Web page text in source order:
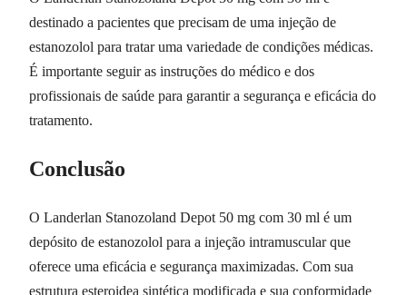
destinado a pacientes que precisam de uma injeção de
estanozolol para tratar uma variedade de condições médicas.
É importante seguir as instruções do médico e dos
profissionais de saúde para garantir a segurança e eficácia do
tratamento.
Conclusão
O Landerlan Stanozoland Depot 50 mg com 30 ml é um
depósito de estanozolol para a injeção intramuscular que
oferece uma eficácia e segurança maximizadas. Com sua
estrutura esteroidea sintética modificada e sua conformidade